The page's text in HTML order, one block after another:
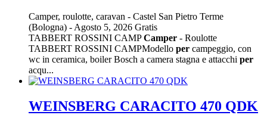
Camper, roulotte, caravan - Castel San Pietro Terme
(Bologna) - Agosto 5, 2026 Gratis
TABBERT ROSSINI CAMPCamper - Roulotte
TABBERT ROSSINI CAMPModello per campeggio, con
wc in ceramica, boiler Bosch a camera stagna e attacchi per
acqu...
WEINSBERG CARACITO 470 QDK